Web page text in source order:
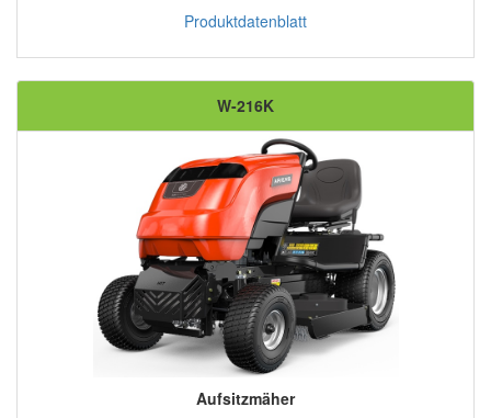
Produktdatenblatt
W-216K
Aufsitzmäher